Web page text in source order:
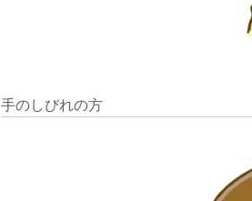
手のしびれの方